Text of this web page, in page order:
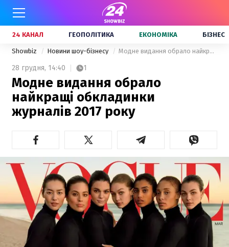
24 КАНАЛ ГЕОПОЛІТИКА ЕКОНОМІКА БІЗНЕС
Showbiz Новини шоу-бізнесу Модне видання обрало найкращі обкладинки журналів 2017 року
28 грудня, 14:40 1
Модне видання обрало
найкращі обкладинки
журналів 2017 року